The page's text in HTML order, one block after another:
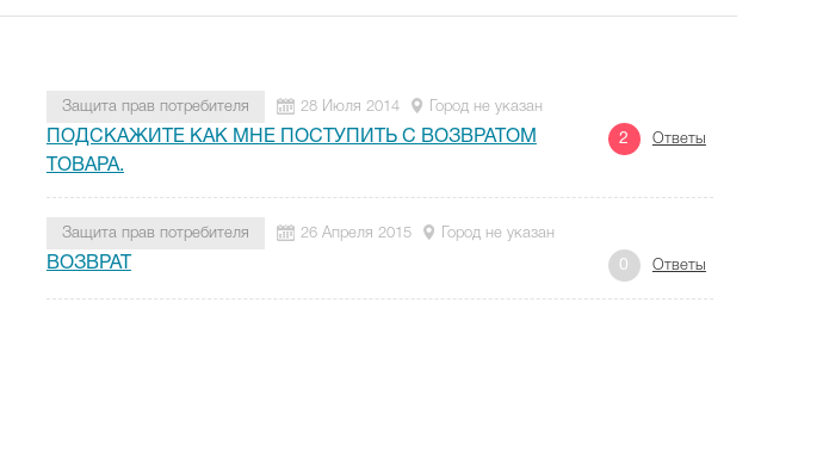
Защита прав потребителя 28 Июля 2014 Город не указан
ПОДСКАЖИТЕ КАК МНЕ ПОСТУПИТЬ С ВОЗВРАТОМ
ТОВАРА.
2 Ответы
Защита прав потребителя 26 Апреля 2015 Город не указан
ВОЗВРАТ 0 Ответы